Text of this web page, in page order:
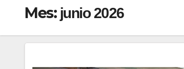
Mes: junio 2026